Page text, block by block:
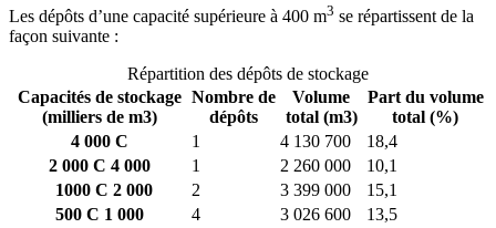
Les dépôts d’une capacité supérieure à 400 m3 se répartissent de la
façon suivante :
Répartition des dépôts de stockage
Capacités de stockage
(milliers de m3)
Nombre de
dépôts
Volume
total (m3)
Part du volume
total (%)
4 000 C
1 4 130 700
18,4
2 000 C 4 000
1 2 260 000
10,1
1000 C 2 000
2 3 399 000
15,1
500 C 1 000
4 3 026 600
13,5